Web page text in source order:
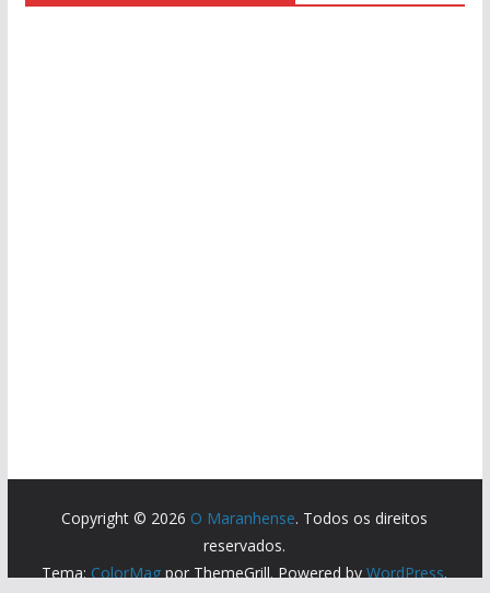
Copyright © 2026 O Maranhense. Todos os direitos
reservados.
Tema: ColorMag por ThemeGrill. Powered byWordPress.